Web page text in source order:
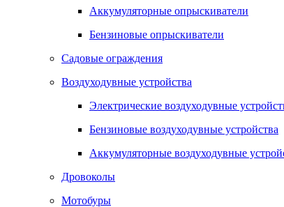
Аккумуляторные опрыскиватели
Бензиновые опрыскиватели
Садовые ограждения
Воздуходувные устройства
Электрические воздуходувные
Бензиновые воздуходувные устройства
Аккумуляторные воздуходувные
Дровоколы
Мотобуры